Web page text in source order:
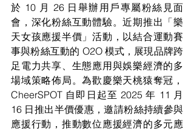
於 10 月 26 日舉辦用戶專屬粉絲見面
會，深化粉絲互動體驗。近期推出「樂
天女孩應援半價」活動，以結合運動賽
事與粉絲互動的 O2O 模式，展現品牌跨
足電力共享、生態應用與娛樂經濟的多
場域策略佈局。為歡慶樂天桃猿奪冠，
CheerSPOT 自即日起至 2025 年 11 月
16 日推出半價優惠，邀請粉絲持續參與
應援行動，推動數位應援經濟的多元應